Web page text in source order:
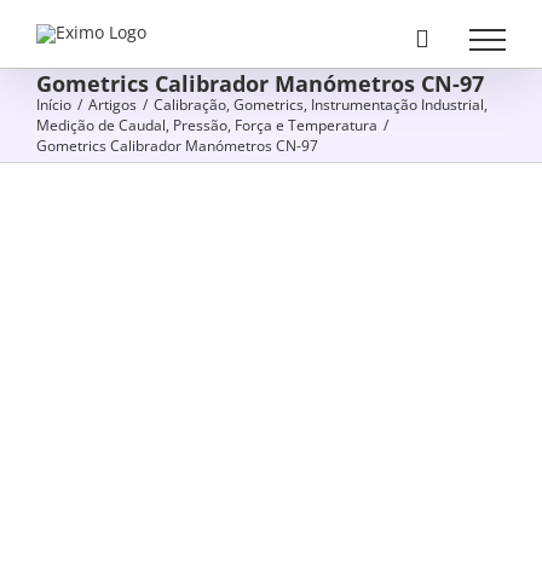
contentGometrics Calibrador Manómetros CN-97
Início / Artigos / Calibração, Gometrics, Instrumentação Industrial,
Medição de Caudal, Pressão, Força e Temperatura /
Gometrics Calibrador Manómetros CN-97